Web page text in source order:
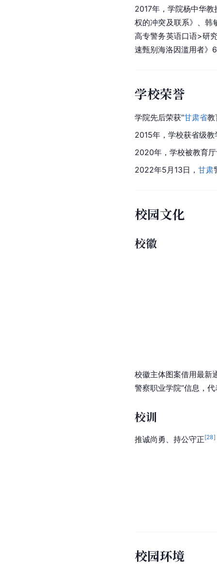
2017年，学院杨中华
权的冲突及联系》、韩
高专警务英语口语>研
速甄别海洛因滥用者》
学校荣誉
学院先后荣获“甘肃省教
2015年，学校获省级
2020年，学校被教育
2022年5月13日， 甘肃
校园文化
校徽
校徽主体图案借用最新
警察职业学院”信息，代
校训
推诚尚勇、持公守正[28]
校园环境